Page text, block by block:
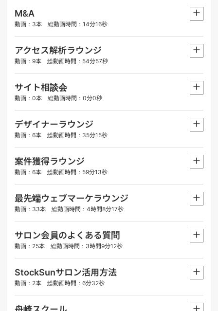
M&A
動画：3本 総動画時間：14分16秒
＋
アクセス解析ラウンジ
動画：9本 総動画時間：54分57秒
＋
サイト相談会
動画：0本 総動画時間：0分0秒
＋
デザイナーラウンジ
動画：6本 総動画時間：35分15秒
＋
案件獲得ラウンジ
動画：6本 総動画時間：59分13秒
＋
最先端ウェブマーケラウンジ
動画：33本 総動画時間：4時間8分17秒
＋
サロン会員のよくある質問
動画：25本 総動画時間：3時間9分12秒
＋
StockSunサロン活用方法
動画：2本 総動画時間：6分32秒
＋
＋